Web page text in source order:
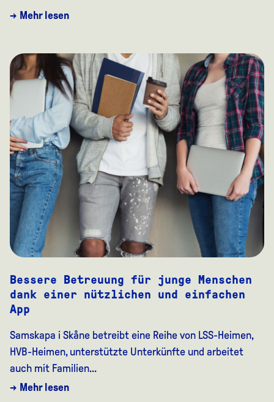
→ Mehr lesen
Bessere Betreuung für junge Menschen
dank einer nützlichen und einfachen
App
Samskapa i Skåne betreibt eine Reihe von LSS-Heimen,
HVB-Heimen, unterstützte Unterkünfte und arbeitet
auch mit Familien...
→ Mehr lesen